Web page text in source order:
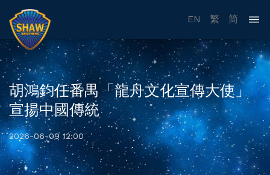
EN 繁 简
胡鴻鈞任番禺「龍舟文化宣傳大使」
宣揚中國傳統
2026-06-09 12:00